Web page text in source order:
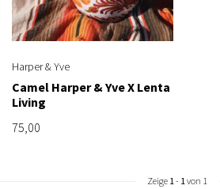
Harper & Yve
Camel Harper & Yve X Lenta
Living
75,00
Zeige 1 - 1 von 1